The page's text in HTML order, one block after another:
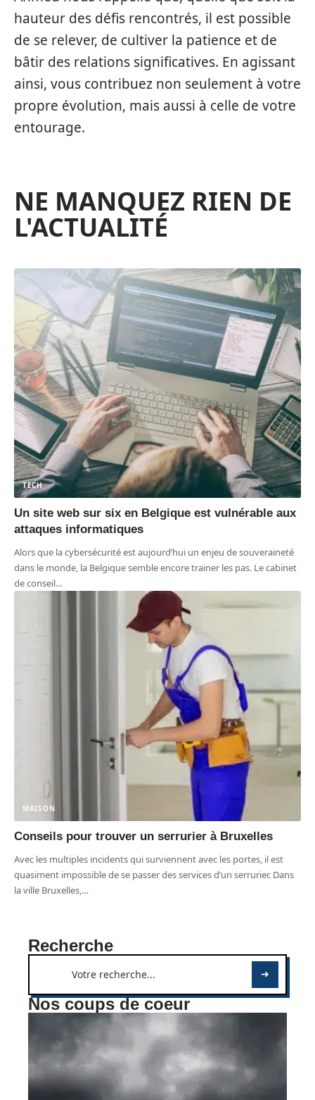
hauteur des défis rencontrés, il est possible
de se relever, de cultiver la patience et de
bâtir des relations significatives. En agissant
ainsi, vous contribuez non seulement à votre
propre évolution, mais aussi à celle de votre
entourage.
NE MANQUEZ RIEN DE
L'ACTUALITÉ
TECH
Un site web sur six en Belgique est vulnérable aux
attaques informatiques
Alors que la cybersécurité est aujourd’hui un enjeu de souveraineté
dans le monde, la Belgique semble encore trainer les pas. Le cabinet
de conseil…
MAISON
Conseils pour trouver un serrurier à Bruxelles
Avec les multiples incidents qui surviennent avec les portes, il est
quasiment impossible de se passer des services d’un serrurier. Dans
la ville Bruxelles,…
Recherche
Nos coups de coeur